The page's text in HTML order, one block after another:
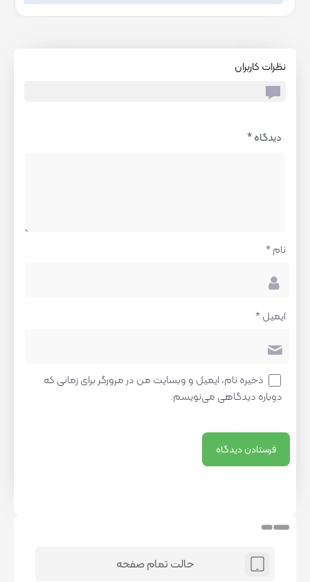
نظرات کاربران
دیدگاه*
نام*
ایمیل*
ذخیره نام، ایمیل و وبسایت من در مرورگر برای زمانی که
دوباره دیدگاهی می‌نویسم.
حالت تمام صفحه